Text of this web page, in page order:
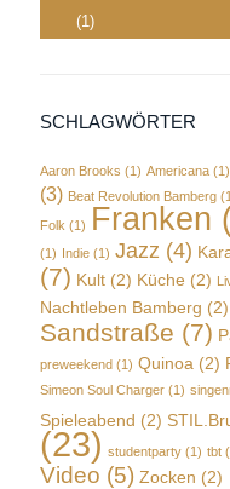
(1)
SCHLAGWÖRTER
Aaron Brooks (1) Americana (1)
(3) Beat Revolution Bamberg
Folk (1) Franken
(1) Indie (1) Jazz (4)
(7) Kult (2) Küche (2)
Nachtleben Bamberg (2)
Sandstraße (7)
preweekend (1) Quinoa (2)
Simeon Soul Charger (1)
Spieleabend (2)
(23) studentparty (1) tbt
Video (5) Zocken (2)